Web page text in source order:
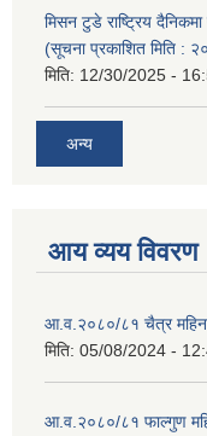
मिसन टुडे राष्ट्रिय
(सूचना प्रकाशित मिति :
मिति: 12/30/2025 -
अन्य
आय व्यय विवरण
आ.व.२०८०/८१ चैत्र
मिति: 05/08/2024 -
आ.व.२०८०/८१ फाल्गुण